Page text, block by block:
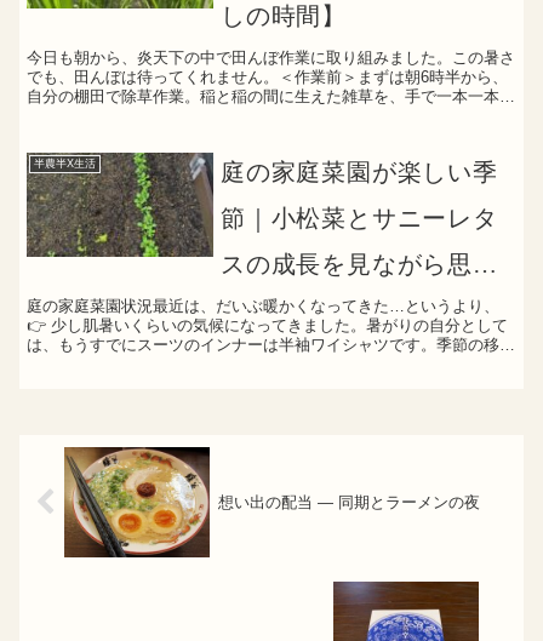
しの時間】
今日も朝から、炎天下の中で田んぼ作業に取り組みました。この暑さ
でも、田んぼは待ってくれません。＜作業前＞まずは朝6時半から、
自分の棚田で除草作業。稲と稲の間に生えた雑草を、手で一本一本取
半農半X生活
庭の家庭菜園が楽しい季
節｜小松菜とサニーレタ
スの成長を見ながら思う
こと
庭の家庭菜園状況最近は、だいぶ暖かくなってきた…というより、
👉 少し肌暑いくらいの気候になってきました。暑がりの自分として
は、もうすでにスーツのインナーは半袖ワイシャツです。季節の移り
想い出の配当 — 同期とラーメンの夜